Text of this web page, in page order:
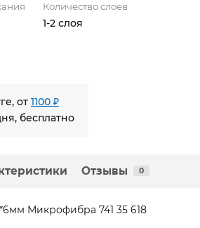
Количество слоев
1-2 слоя
от 1100 ₽
бесплатно
Отзывы 0
Микрофибра 741 35 618